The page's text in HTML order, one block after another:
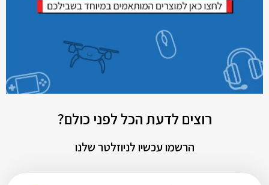
רוצים לדעת הכל לפני כולם?
הרשמו עכשיו לניוזלטר שלנו